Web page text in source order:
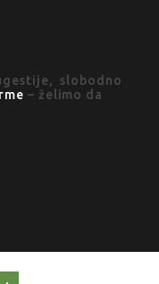
slobodno
– želimo da